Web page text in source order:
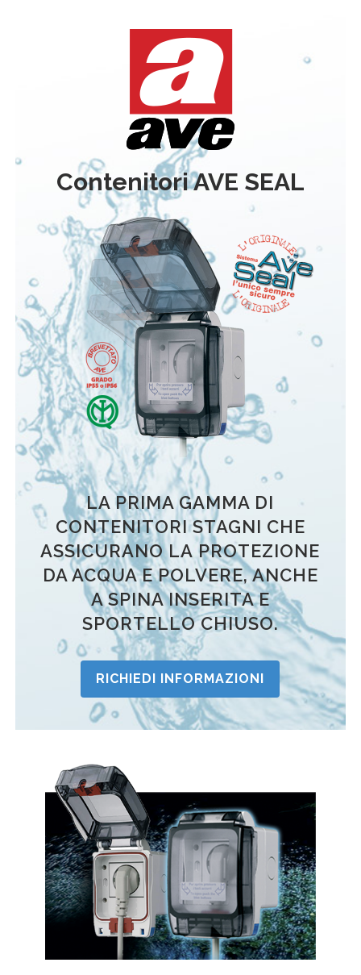
Contenitori AVE SEAL
LA PRIMA GAMMA DI
CONTENITORI STAGNI CHE
ASSICURANO LA PROTEZIONE
DA ACQUA E POLVERE, ANCHE
A SPINA INSERITA E
SPORTELLO CHIUSO.
RICHIEDI INFORMAZIONI